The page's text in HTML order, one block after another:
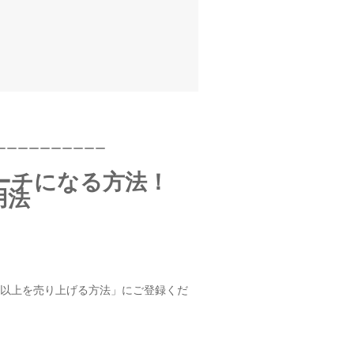
ーーーーーーーーー
になる方法！
法
上を売り上げる方法」にご登録くだ